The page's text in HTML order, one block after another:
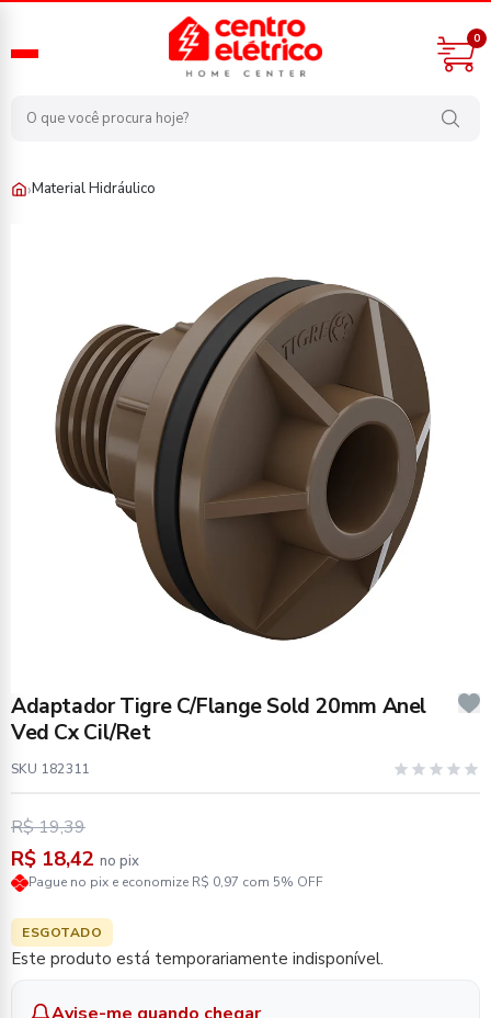
0
›Material Hidráulico
Adaptador Tigre C/Flange Sold 20mm Anel
Ved Cx Cil/Ret
SKU 182311
R$ 19,39
R$ 18,42 no pix
Pague no pix e economize R$ 0,97 com 5% OFF
ESGOTADO
Este produto está temporariamente indisponível.